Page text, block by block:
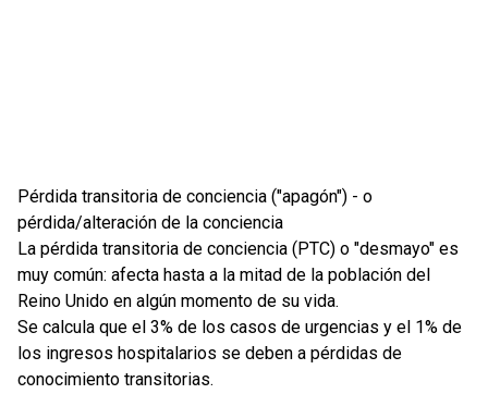
Pérdida transitoria de conciencia ("apagón") - o
pérdida/alteración de la conciencia
La pérdida transitoria de conciencia (PTC) o "desmayo" es
muy común: afecta hasta a la mitad de la población del
Reino Unido en algún momento de su vida.
Se calcula que el 3% de los casos de urgencias y el 1% de
los ingresos hospitalarios se deben a pérdidas de
conocimiento transitorias.